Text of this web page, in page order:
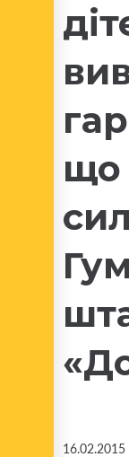
що
16.02.2015